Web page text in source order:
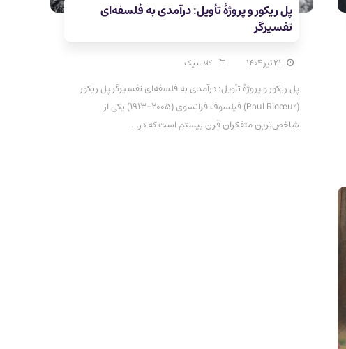
پل ریکور و پروژهٔ تأویل: درآمدی به فلسفه‌ای
تفسیرگر
۲۱ تیر ۱۴۰۴ کلاسیک
پل ریکور و پروژهٔ تأویل: درآمدی به فلسفه‌ای تفسیرگر پل ریکور
(Paul Ricœur) فیلسوف فرانسوی (۲۰۰۵–۱۹۱۳) یکی از
شاخص‌ترین متفکران قرن بیستم است که در…